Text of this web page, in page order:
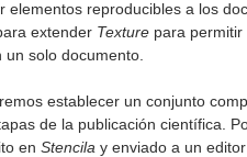
elementos reproducibles a los
extender Texture para
solo documento.
establecer un conjunto
de la publicación científica.
en Stencila y enviado a un